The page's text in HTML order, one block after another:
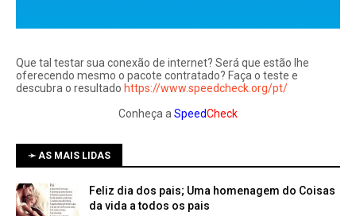
Que tal testar sua conexão de internet? Será que estão lhe
oferecendo mesmo o pacote contratado? Faça o teste e
descubra o resultado https://www.speedcheck.org/pt/
Conheça a SpeedCheck
➛ AS MAIS LIDAS
Feliz dia dos pais; Uma homenagem do Coisas
da vida a todos os pais